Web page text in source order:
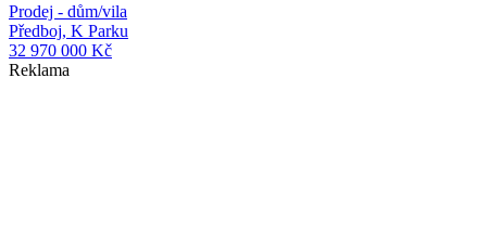
Prodej - dům/vila
Předboj, K Parku
32 970 000 Kč
Reklama